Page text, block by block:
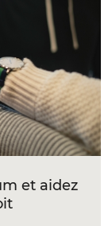
et aidez